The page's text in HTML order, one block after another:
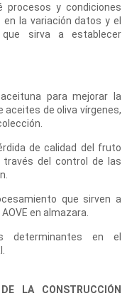
procesos y condiciones
la variación datos y el
sirva a establecer
para mejorar la
aceites de oliva vírgenes,
de calidad del fruto
del control de las
que sirven a
en almazara.
determinantes en el
LA CONSTRUCCIÓN